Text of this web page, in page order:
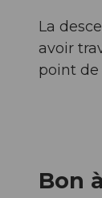
La
avoir
point de
Bon